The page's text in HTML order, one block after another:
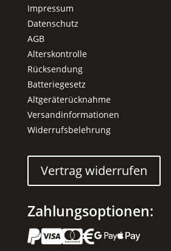
Impressum
Datenschutz
AGB
Alterskontrolle
Rücksendung
Batteriegesetz
Altgeräterücknahme
Versandinformationen
Widerrufsbelehrung
Vertrag widerrufen
Zahlungsoptionen:
 